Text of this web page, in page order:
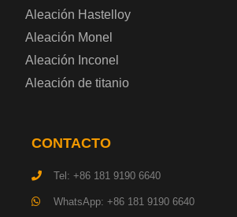
Placa de acero para cilindros de gas
Chapa de acero para herramientas
Chapa de acero resistente a los
Chapa de acero estructural para
Aleación Hastelloy
Aleación Monel
Aleación Inconel
Aleación de titanio
CONTACTO
Tel: +86 181 9190 6640
WhatsApp: +86 181 9190 6640